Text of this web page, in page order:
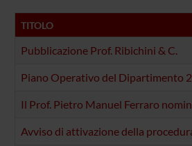
TITOLO
Pubblicazione Prof. Ribichini & C.
Piano Operativo del Dipartimento
Il Prof. Pietro Manuel Ferraro
Avviso di attivazione della